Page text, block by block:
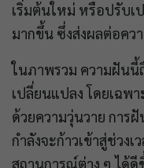
เริ่มต้นใหม่ หรือปรับเ
มากขึ้น ซึ่งส่งผลต่อคว
ในภาพรวม ความฝัน
เปลี่ยนแปลง โดยเฉพ
ด้วยความวุ่นวาย การ
กำลังจะก้าวเข้าสู่ช่วง
สถานการณ์ต่าง ๆ ได้ดี